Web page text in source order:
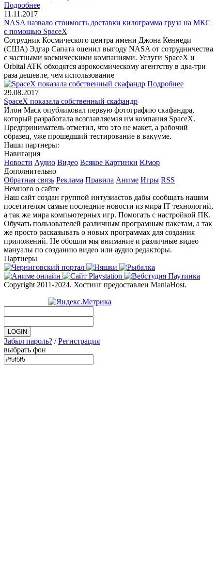
Подробнее
11.11.2017
NASA назвало стоимость доставки килограмма груза на МКС
с помощью SpaceX
Сотрудник Космического центра имени Джона Кеннеди
(США) Эдгар Сапата оценил выгоду NASA от сотрудничества
с частными космическими компаниями. Услуги SpaceX и
Orbital ATK обходятся аэрокосмическому агентству в два-три
раза дешевле, чем использование
Подробнее
29.08.2017
SpaceX показала собственный скафандр
Илон Маск опубликовал первую фотографию скафандра,
который разработала возглавляемая им компания SpaceX.
Предприниматель отметил, что это не макет, а рабочий
образец, уже прошедший тестирование в вакууме.
Наши партнеры:
Навигация
Новости Аудио Видео Всякое Картинки Юмор
Дополнительно
Обратная связь Реклама Правила Аниме Игры RSS
Немного о сайте
Наш сайт создан группой интузиастов дабы сообщать нашим
посетителям самые последние новости из мира IT технологий,
а так же мира компьютерных игр. Помогать с настройкой ПК.
Обучать пользователей различным програмным пакетам, а так
же просто расказывать о новых программах для создания
приложений. Не обошли мы внимание и различные видео
мануалы по созданию видео или аудио редакторы.
Партнеры
Copyright 2011-2024. Хостинг предоставлен ManiaHost.
Забыл пароль? /Регистрация
выбрать фон